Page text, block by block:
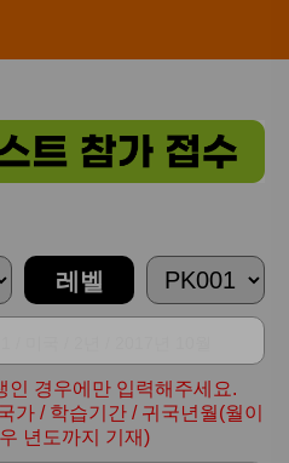
레벨
경우에만 입력해주세요.
/ 학습기간 / 귀국년월(월이
년도까지 기재)